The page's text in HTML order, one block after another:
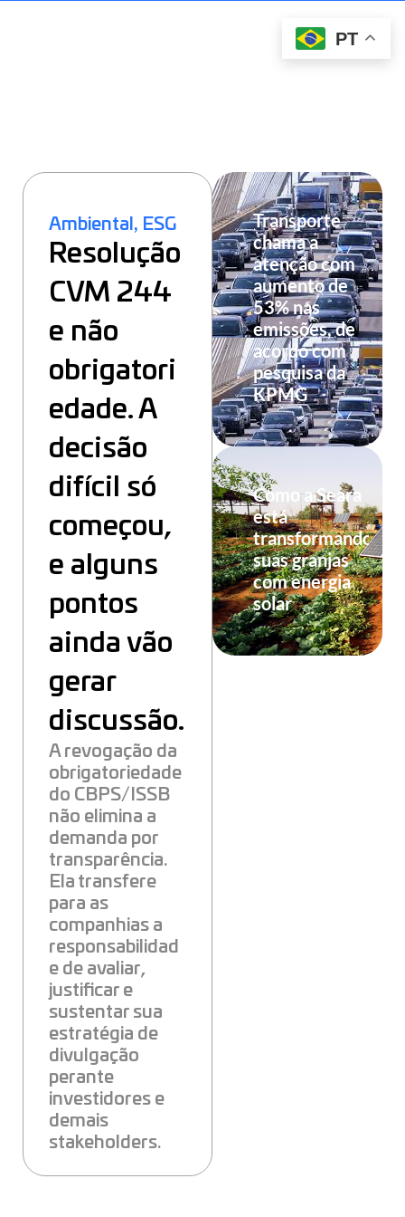
Ambiental, ESG
Resolução
CVM 244
e não
obrigatori
edade. A
decisão
difícil só
começou,
e alguns
pontos
ainda vão
gerar
discussão.
A revogação da
obrigatoriedade
do CBPS/ISSB
não elimina a
demanda por
transparência.
Ela transfere
para as
companhias a
responsabilidad
e de avaliar,
justificar e
sustentar sua
estratégia de
divulgação
perante
investidores e
demais
stakeholders.
Transporte
chama a
atenção com
aumento de
53% nas
emissões, de
acordo com
pesquisa da
KPMG
Como a Seara
está
transformando
suas granjas
com energia
solar
PT